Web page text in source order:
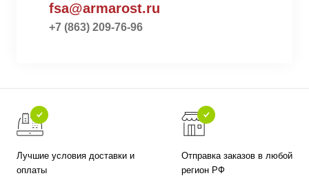
fsa@armarost.ru
+7 (863) 209-76-96
Лучшие условия доставки и
оплаты
Отправка заказов в любой
регион РФ